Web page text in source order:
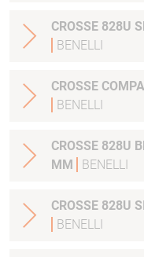
CROSSE 828U
BENELLI
CROSSE
BENELLI
CROSSE 828U BLACK STANDARD
MM
BENELLI
CROSSE 828U
BENELLI